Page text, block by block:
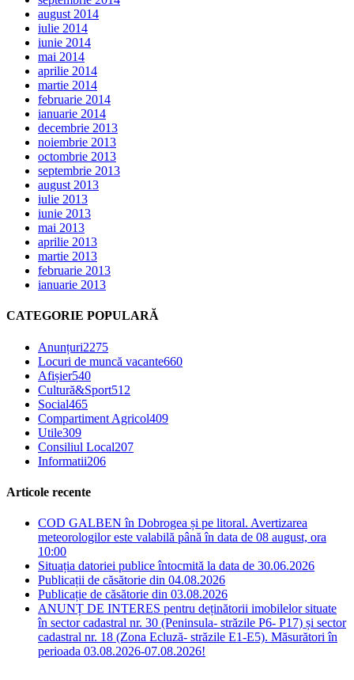
august 2014
iulie 2014
iunie 2014
mai 2014
aprilie 2014
martie 2014
februarie 2014
ianuarie 2014
decembrie 2013
noiembrie 2013
octombrie 2013
septembrie 2013
august 2013
iulie 2013
iunie 2013
mai 2013
aprilie 2013
martie 2013
februarie 2013
ianuarie 2013
CATEGORIE POPULARĂ
Anunțuri2275
Locuri de muncă vacante660
Afișier540
Cultură&Sport512
Social465
Compartiment Agricol409
Utile309
Consiliul Local207
Informatii206
Articole recente
COD GALBEN în Dobrogea și pe litoral. Avertizarea
meteorologilor este valabilă până în data de 08 august, ora
10:00
Situația datoriei publice întocmită la data de 30.06.2026
Publicații de căsătorie din 04.08.2026
Publicație de căsătorie din 03.08.2026
ANUNȚ DE INTERES pentru deținătorii imobilelor situate
în sector cadastral nr. 30 (Peninsula- străzile P6- P17) și sector
cadastral nr. 18 (Zona Ecluză- străzile E1-E5). Măsurători în
perioada 03.08.2026-07.08.2026!